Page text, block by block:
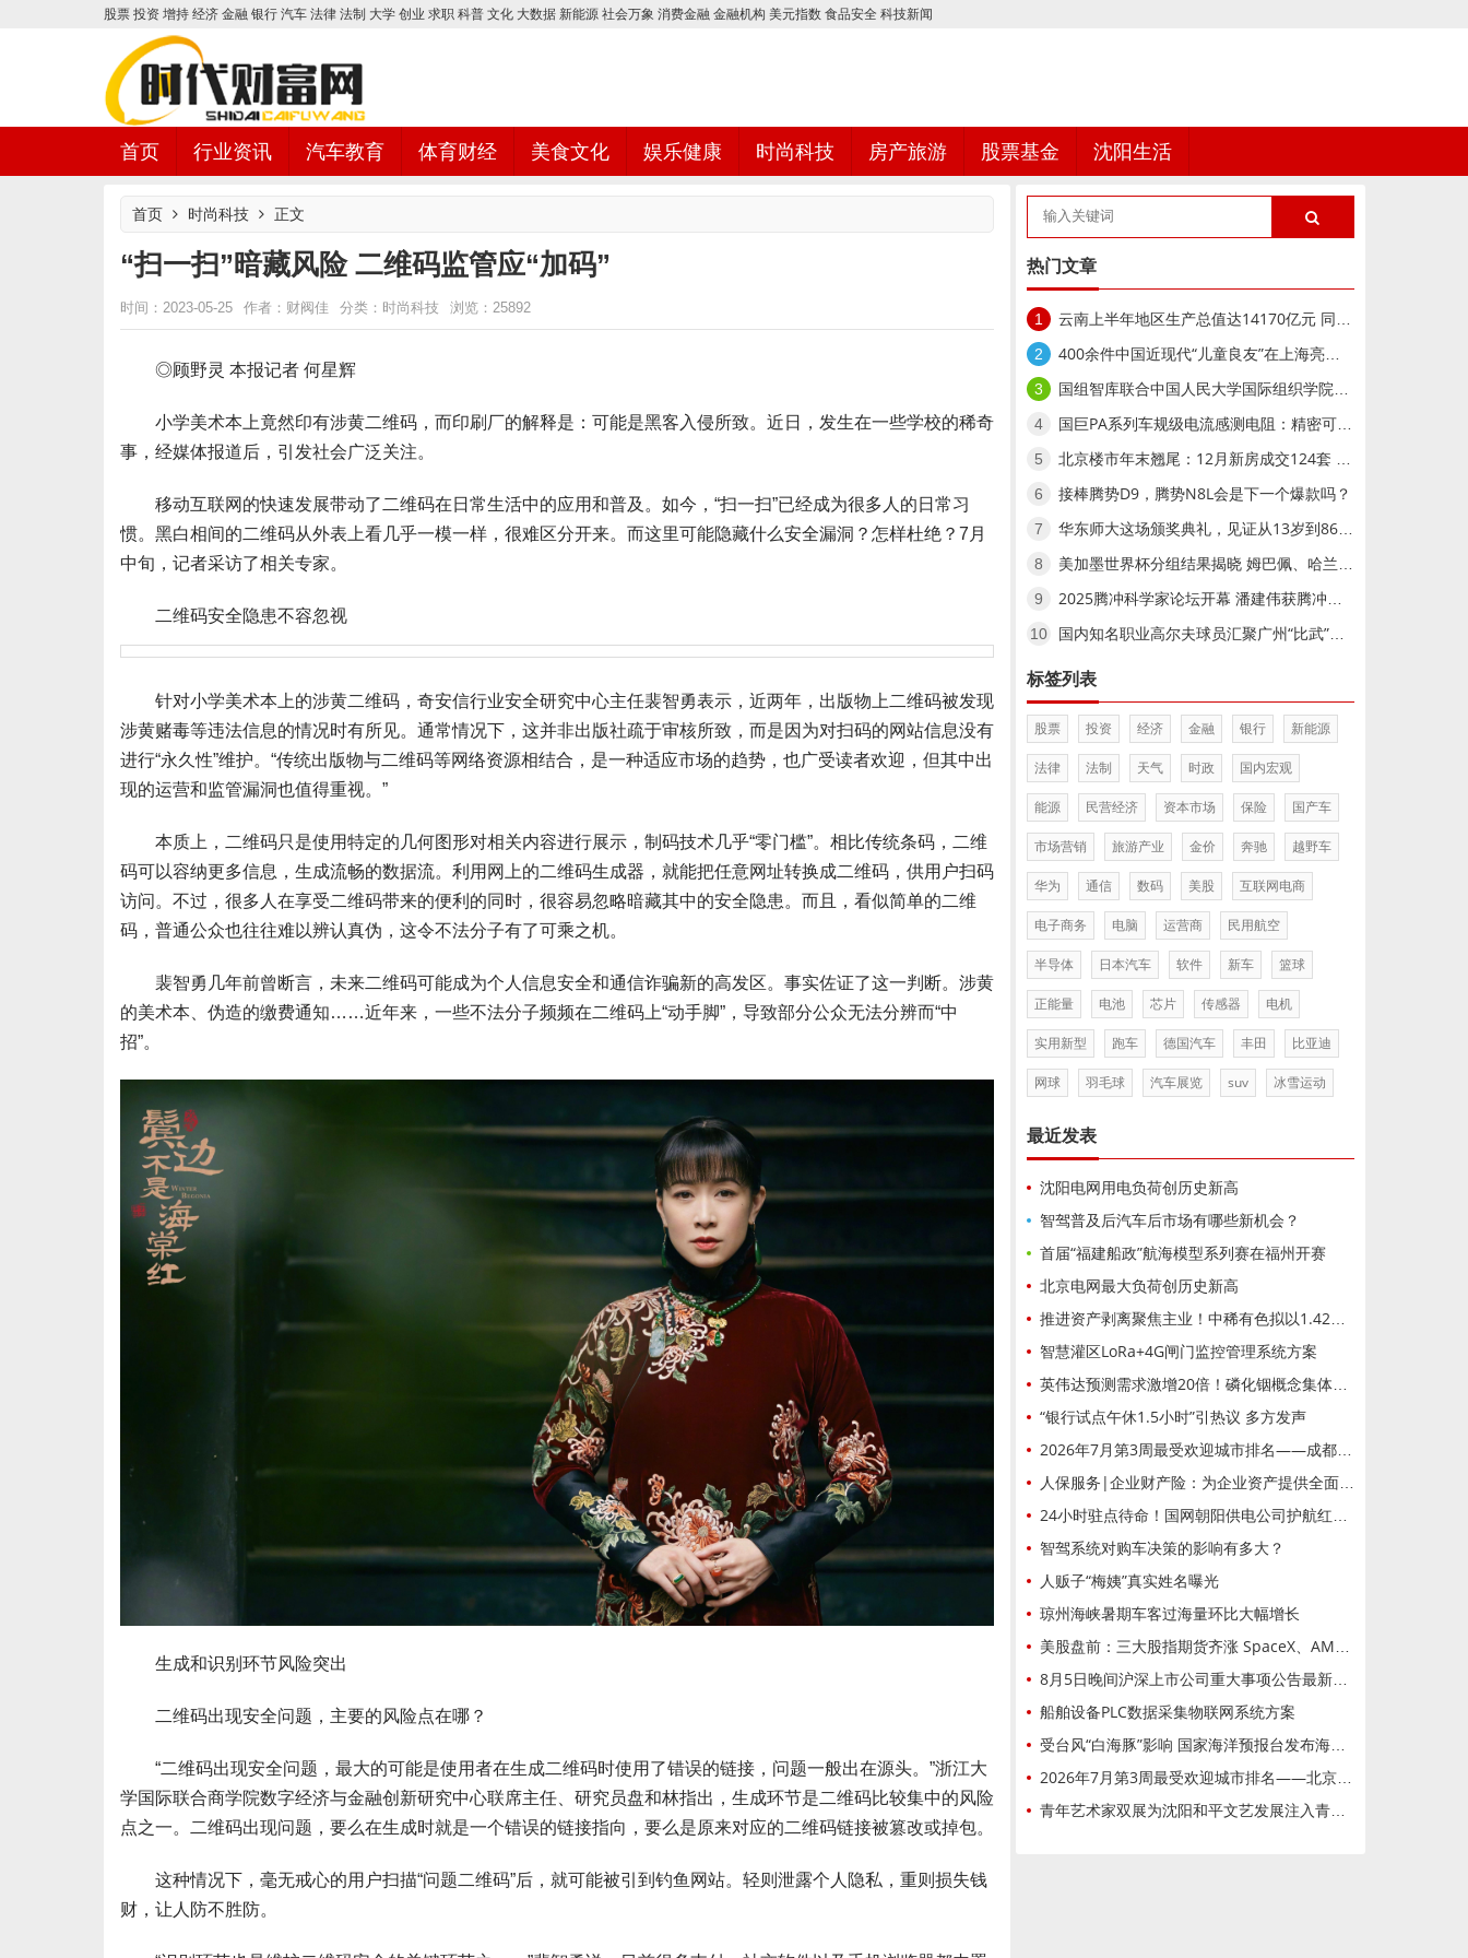
股票 投资 增持 经济 金融 银行 汽车 法律 法制 大学 创业 求职 科普 文化 大数据 新能源 社会万象 消费金融 金融机构 美元指数 食品安全 科技新闻
时代财富网
首页 行业资讯 汽车教育 体育财经 美食文化 娱乐健康 时尚科技 房产旅游 股票基金 沈阳生活
首页 时尚科技 正文
“扫一扫”暗藏风险 二维码监管应“加码”
时间：2023-05-25 作者：财阀佳 分类： 时尚科技 浏览：25892
◎顾野灵 本报记者 何星辉
小学美术本上竟然印有涉黄二维码，而印刷厂的解释是：可能是黑客入侵所致。近日，发生在一些学校的稀奇
事，经媒体报道后，引发社会广泛关注。
移动互联网的快速发展带动了二维码在日常生活中的应用和普及。如今，“扫一扫”已经成为很多人的日常习
惯。黑白相间的二维码从外表上看几乎一模一样，很难区分开来。而这里可能隐藏什么安全漏洞？怎样杜绝？7月
中旬，记者采访了相关专家。
二维码安全隐患不容忽视
针对小学美术本上的涉黄二维码，奇安信行业安全研究中心主任裴智勇表示，近两年，出版物上二维码被发现
涉黄赌毒等违法信息的情况时有所见。通常情况下，这并非出版社疏于审核所致，而是因为对扫码的网站信息没有
进行“永久性”维护。“传统出版物与二维码等网络资源相结合，是一种适应市场的趋势，也广受读者欢迎，但其中出
现的运营和监管漏洞也值得重视。”
本质上，二维码只是使用特定的几何图形对相关内容进行展示，制码技术几乎“零门槛”。相比传统条码，二维
码可以容纳更多信息，生成流畅的数据流。利用网上的二维码生成器，就能把任意网址转换成二维码，供用户扫码
访问。不过，很多人在享受二维码带来的便利的同时，很容易忽略暗藏其中的安全隐患。而且，看似简单的二维
码，普通公众也往往难以辨认真伪，这令不法分子有了可乘之机。
裴智勇几年前曾断言，未来二维码可能成为个人信息安全和通信诈骗新的高发区。事实佐证了这一判断。涉黄
的美术本、伪造的缴费通知……近年来，一些不法分子频频在二维码上“动手脚”，导致部分公众无法分辨而“中
招”。
生成和识别环节风险突出
二维码出现安全问题，主要的风险点在哪？
“二维码出现安全问题，最大的可能是使用者在生成二维码时使用了错误的链接，问题一般出在源头。”浙江大
学国际联合商学院数字经济与金融创新研究中心联席主任、研究员盘和林指出，生成环节是二维码比较集中的风险
点之一。二维码出现问题，要么在生成时就是一个错误的链接指向，要么是原来对应的二维码链接被篡改或掉包。
这种情况下，毫无戒心的用户扫描“问题二维码”后，就可能被引到钓鱼网站。轻则泄露个人隐私，重则损失钱
财，让人防不胜防。
热门文章
1 云南上半年地区生产总值达14170亿元 同比增长5.1%
2 400余件中国近现代“儿童良友”在上海亮相,400余件中国近现代“儿童良友”在上海亮相
3 国组智库联合中国人民大学国际组织学院举办“AI时代的国际组织重构与全球领导力人才战略”研讨会
4 国巨PA系列车规级电流感测电阻：精密可靠的动力守护者
5 北京楼市年末翘尾：12月新房成交124套 二手房回暖明显
6 接棒腾势D9，腾势N8L会是下一个爆款吗？
7 华东师大这场颁奖典礼，见证从13岁到86岁的文学奔赴
8 美加墨世界杯分组结果揭晓 姆巴佩、哈兰德小组赛相遇美加墨世界杯分组结果揭晓 姆巴佩、哈兰德小组赛相遇
9 2025腾冲科学家论坛开幕 潘建伟获腾冲科学大奖,2025腾冲科学家论坛开幕 潘建伟获腾冲科学大奖
10 国内知名职业高尔夫球员汇聚广州“比武”国内知名职业高尔夫球员汇聚广州“比武”
标签列表
股票 投资 经济 金融 银行 新能源
法律 法制 天气 时政 国内宏观
能源 民营经济 资本市场 保险 国产车
市场营销 旅游产业 金价 奔驰 越野车
华为 通信 数码 美股 互联网电商
电子商务 电脑 运营商 民用航空
半导体 日本汽车 软件 新车 篮球
正能量 电池 芯片 传感器 电机
实用新型 跑车 德国汽车 丰田 比亚迪
网球 羽毛球 汽车展览 suv 冰雪运动
最近发表
沈阳电网用电负荷创历史新高
智驾普及后汽车后市场有哪些新机会？
首届“福建船政”航海模型系列赛在福州开赛
北京电网最大负荷创历史新高
推进资产剥离聚焦主业！中稀有色拟以1.42亿元底价挂牌出让东电化广晟稀土37%股权，标的企业盈亏波动，交易成功与否、成交价格仍存变数
智慧灌区LoRa+4G闸门监控管理系统方案
英伟达预测需求激增20倍！磷化铟概念集体狂飙，云南锗业3连板
“银行试点午休1.5小时”引热议 多方发声
2026年7月第3周最受欢迎城市排名——成都位居全国第92026年7月第3周最受欢迎城市排名——成都位居全国第9
人保服务|企业财产险：为企业资产提供全面保障
24小时驻点待命！国网朝阳供电公司护航红山文化大会
智驾系统对购车决策的影响有多大？
人贩子“梅姨”真实姓名曝光
琼州海峡暑期车客过海量环比大幅增长
美股盘前：三大股指期货齐涨 SpaceX、AMD绩后大跌 美国7月“小非农”不及预期
8月5日晚间沪深上市公司重大事项公告最新快递
船舶设备PLC数据采集物联网系统方案
受台风“白海豚”影响 国家海洋预报台发布海浪黄色警报
2026年7月第3周最受欢迎城市排名——北京位居全国第12026年7月第3周最受欢迎城市排名——北京位居全国第1
青年艺术家双展为沈阳和平文艺发展注入青春动能